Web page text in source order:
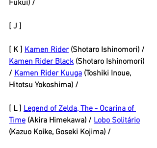
Fukui) /
[ J ]
[ K ] Kamen Rider (Shotaro Ishinomori) /
Kamen Rider Black (Shotaro Ishinomori)
/ Kamen Rider Kuuga (Toshiki Inoue,
Hitotsu Yokoshima) /
[ L ] Legend of Zelda, The - Ocarina of
Time (Akira Himekawa) / Lobo Solitário
(Kazuo Koike, Goseki Kojima) /